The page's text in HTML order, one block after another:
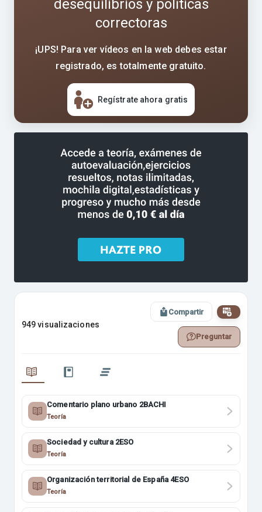
desequilibrios y políticas
correctoras
¡UPS! Para ver vídeos en la web debes estar
registrado, es totalmente gratuito.
Regístrate ahora gratis
949 visualizaciones
Compartir
Preguntar
Comentario plano urbano 2BACHI
Teoría
Sociedad y cultura 2ESO
Teoría
Organización territorial de España 4ESO
Teoría